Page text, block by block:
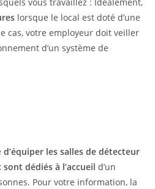
vous travaillez : Idéalement,
lorsque le local est doté d’une
cas, votre employeur doit veiller
d’un système de
d’équiper les salles de détecteur
dédiés à l’accueil d’un
Pour votre information, la